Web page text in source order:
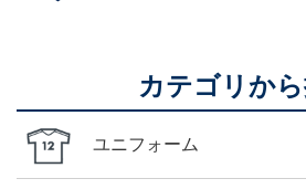
カテゴリか
ユニフォーム